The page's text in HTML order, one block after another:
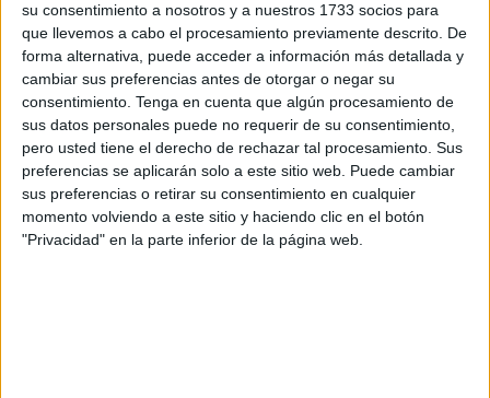
su consentimiento a nosotros y a nuestros 1733 socios para
que llevemos a cabo el procesamiento previamente descrito. De
forma alternativa, puede acceder a información más detallada y
cambiar sus preferencias antes de otorgar o negar su
consentimiento. Tenga en cuenta que algún procesamiento de
sus datos personales puede no requerir de su consentimiento,
pero usted tiene el derecho de rechazar tal procesamiento. Sus
preferencias se aplicarán solo a este sitio web. Puede cambiar
sus preferencias o retirar su consentimiento en cualquier
momento volviendo a este sitio y haciendo clic en el botón
"Privacidad" en la parte inferior de la página web.
Sin embargo, tiempo después se supo que se trató de
una
foto falsa
, por lo que el entorno de la adolescente
se encargó de desmentir que esté en pareja y explicó
que lo trascendido no fueron más que fake news. Así lo
aseguró la periodistaSam Hoevenaarde la revista
LINDAque en las últimas horas declaró que se trató de
una mentira.
Si te gustan este tipo de notas aquí te